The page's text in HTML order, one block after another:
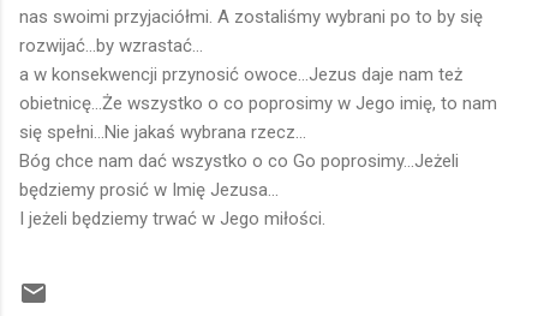
nas swoimi przyjaciółmi. A zostaliśmy wybrani po to by się
rozwijać...by wzrastać...
a w konsekwencji przynosić owoce...Jezus daje nam też
obietnicę...Że wszystko o co poprosimy w Jego imię, to nam
się spełni...Nie jakaś wybrana rzecz...
Bóg chce nam dać wszystko o co Go poprosimy...Jeżeli
będziemy prosić w Imię Jezusa...
I jeżeli będziemy trwać w Jego miłości.